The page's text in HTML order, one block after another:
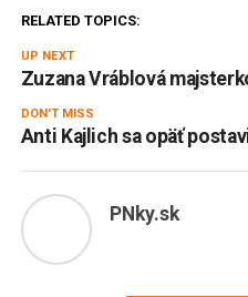
RELATED TOPICS:
UP NEXT
Zuzana Vráblová
DON'T MISS
Anti Kajlich sa opäť
PNky.sk